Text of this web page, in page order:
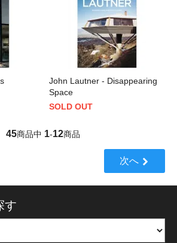
John Lautner - Disappearing
Space
SOLD OUT
45商品中 1-12商品
次へ
す